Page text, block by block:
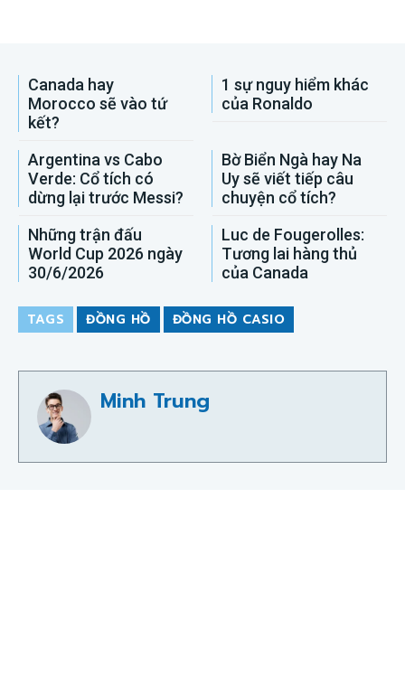
Canada hay
Morocco sẽ vào tứ
kết?
1 sự nguy hiểm khác
của Ronaldo
Argentina vs Cabo
Verde: Cổ tích có
dừng lại trước Messi?
Bờ Biển Ngà hay Na
Uy sẽ viết tiếp câu
chuyện cổ tích?
Những trận đấu
World Cup 2026 ngày
30/6/2026
Luc de Fougerolles:
Tương lai hàng thủ
của Canada
TAGS ĐỒNG HỒ ĐỒNG HỒ CASIO
Minh Trung